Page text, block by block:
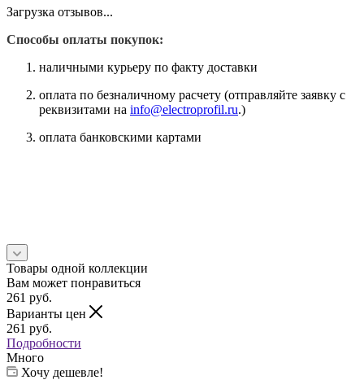
Загрузка отзывов...
Способы оплаты покупок:
наличными курьеру по факту доставки
оплата по безналичному расчету (отправляйте заявку с
реквизитами на info@electroprofil.ru.)
оплата банковскими картами
Товары одной коллекции
Вам может понравиться
261 руб.
Варианты цен
261 руб.
Подробности
Много
Хочу дешевле!